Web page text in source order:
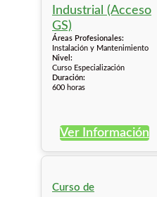
Áreas Profesionales:
Instalación y Mantenimiento
Nivel:
Curso Especialización
Duración:
600 horas
Ver Información
Curso de